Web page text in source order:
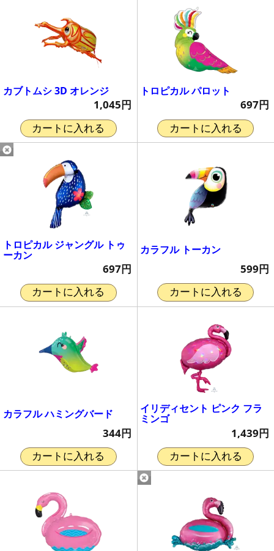
カブトムシ 3D オレンジ
1,045円
カートに入れる
トロピカル パロット
697円
カートに入れる
トロピカル ジャングル トゥ
ーカン
697円
カートに入れる
カラフル トーカン
599円
カートに入れる
カラフル ハミングバード
344円
カートに入れる
イリディセント ピンク フラ
ミンゴ
1,439円
カートに入れる